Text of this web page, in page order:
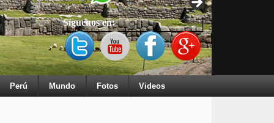
Síguenos en:
Perú Mundo Fotos Videos